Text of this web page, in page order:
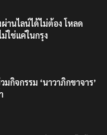
านไลน์ได้ไม่ต้อง โหลด
ใช่แค่ในกรุง
กิจกรรม ‘นาวาภิกขาจาร’